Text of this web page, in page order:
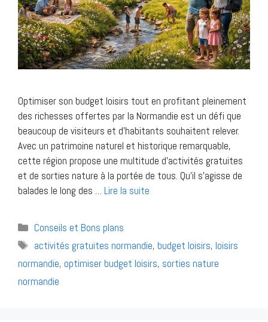
Optimiser son budget loisirs tout en profitant pleinement
des richesses offertes par la Normandie est un défi que
beaucoup de visiteurs et d’habitants souhaitent relever.
Avec un patrimoine naturel et historique remarquable,
cette région propose une multitude d’activités gratuites
et de sorties nature à la portée de tous. Qu’il s’agisse de
balades le long des … Lire la suite
Catégories
Conseils et Bons plans
Étiquettes
activités gratuites normandie, budget loisirs, loisirs
normandie, optimiser budget loisirs, sorties nature
normandie